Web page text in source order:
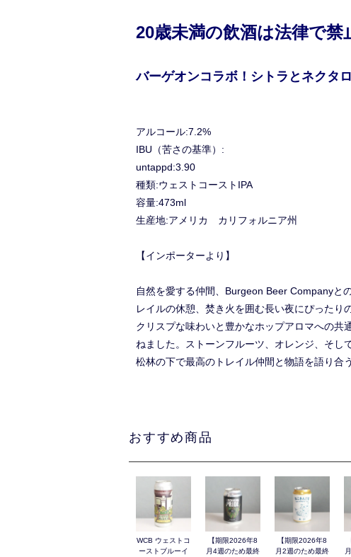
20歳未満の飲酒は法律で禁
バーゲオンコラボ！シトラとネクタ
アルコール:7.2%
IBU（苦さの基準）:
untappd:3.90
種類:ウェストコーストIPA
容量:473ml
生産地:アメリカ カリフォルニア州
【インポーターより】
自然を愛する仲間、Burgeon Beer Companyと
レイルの休憩、焚き火を囲む長い夜にぴったり
クリスプな味わいと豊かなホップアロマへの
ねました。ストーンフルーツ、オレンジ、そし
松林の下で最高のトレイル仲間と物語を語り合
おすすめ商品
WCB ウェストコ
ーストブルーイ
【期限2026年8
月4週のため最終
【期限2026年8
月2週のため最終